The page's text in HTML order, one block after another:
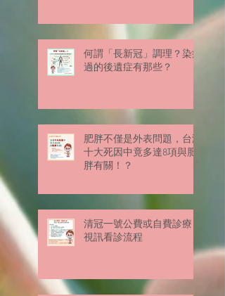
何謂「長新冠」調理？染疫
過的後遺症有那些？
肥胖不僅是外表問題，台灣
十大死因中竟多達8項與肥
胖有關！？
清冠一號公費或自費診療
視訊看診流程